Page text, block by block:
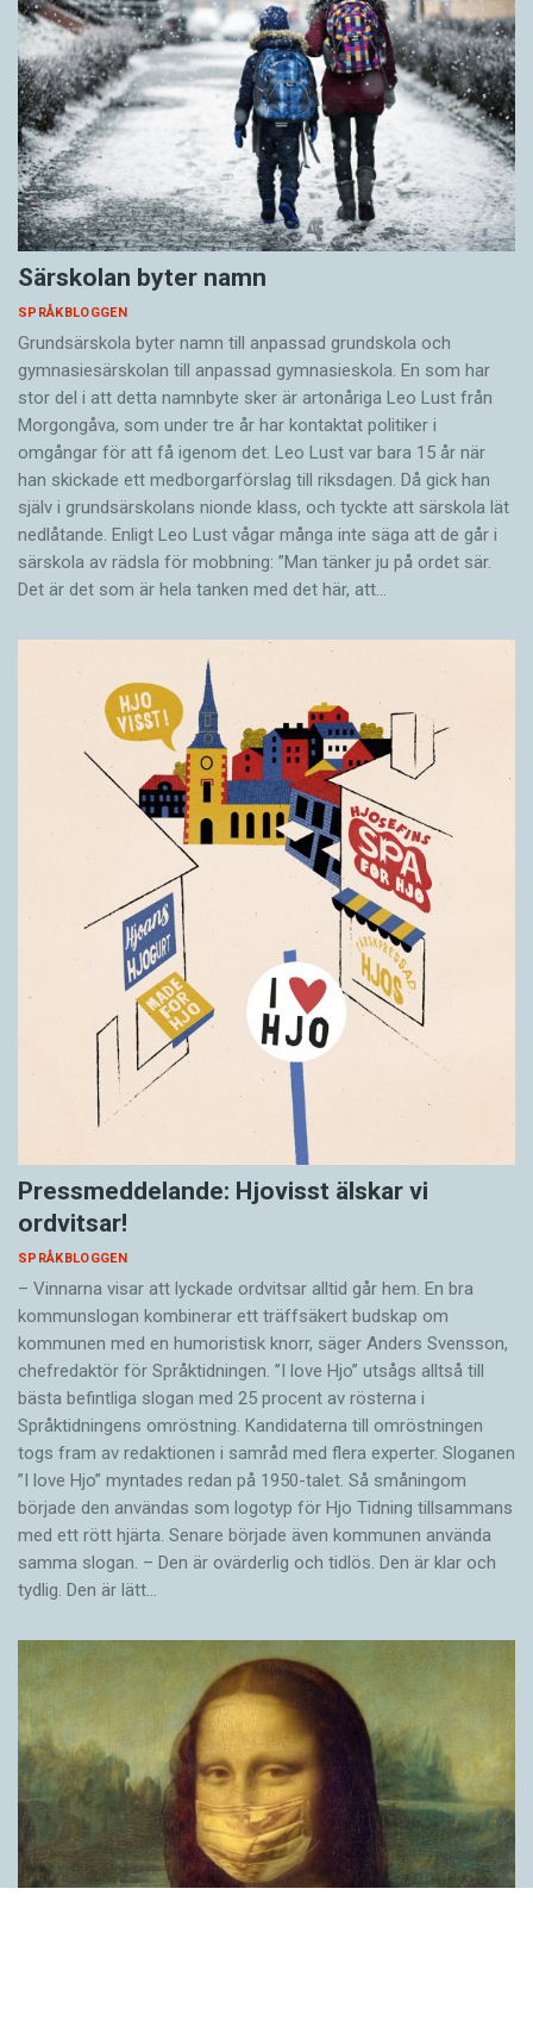
Särskolan byter namn
SPRÅKBLOGGEN
Grundsärskola byter namn till anpassad grundskola och
gymnasiesärskolan till anpassad gymnasieskola. En som har
stor del i att detta namnbyte sker är artonåriga Leo Lust från
Morgongåva, som under tre år har kontaktat politiker i
omgångar för att få igenom det. Leo Lust var bara 15 år när
han skickade ett medborgarförslag till riksdagen. Då gick han
själv i grundsärskolans nionde klass, och tyckte att särskola lät
nedlåtande. Enligt Leo Lust vågar många inte säga att de går i
särskola av rädsla för mobbning: ”Man tänker ju på ordet sär.
Det är det som är hela tanken med det här, att…
Pressmeddelande: Hjovisst älskar vi
ordvitsar!
SPRÅKBLOGGEN
– Vinnarna visar att lyckade ordvitsar alltid går hem. En bra
kommunslogan kombinerar ett träffsäkert budskap om
kommunen med en humoristisk knorr, säger Anders Svensson,
chefredaktör för Språktidningen. ”I love Hjo” utsågs alltså till
bästa befintliga slogan med 25 procent av rösterna i
Språktidningens omröstning. Kandidaterna till omröstningen
togs fram av redaktionen i samråd med flera experter. Sloganen
”I love Hjo” myntades redan på 1950-talet. Så småningom
började den användas som logotyp för Hjo Tidning tillsammans
med ett rött hjärta. Senare började även kommunen använda
samma slogan. – Den är ovärderlig och tidlös. Den är klar och
tydlig. Den är lätt…